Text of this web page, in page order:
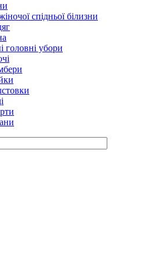
спідньої білизни
головні убори